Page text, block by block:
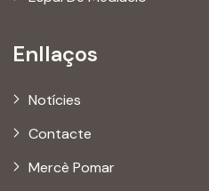
Enllaços
Notícies
Contacte
Mercè Pomar